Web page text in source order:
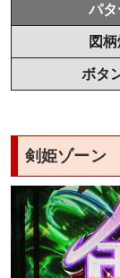
パタ
図
ボタ
剣姫ゾーン